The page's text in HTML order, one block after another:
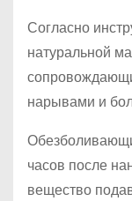
Согласно
натуральной
нарывами и
часов после
вещество